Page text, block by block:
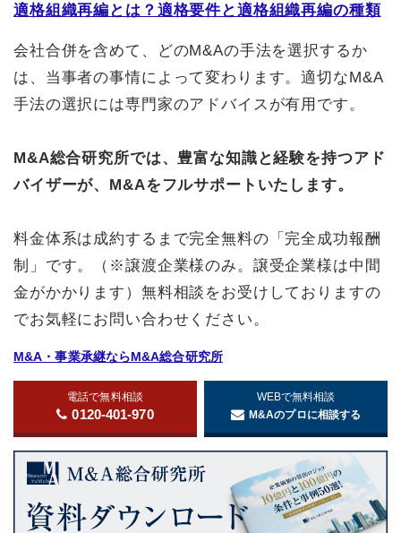
適格組織再編とは？適格要件と適格組織再編の種類
会社合併を含めて、どのM&Aの手法を選択するか
は、当事者の事情によって変わります。適切なM&A
手法の選択には専門家のアドバイスが有用です。
M&A総合研究所では、豊富な知識と経験を持つアド
バイザーが、M&Aをフルサポートいたします。
料金体系は成約するまで完全無料の「完全成功報酬
制」です。（※譲渡企業様のみ。譲受企業様は中間
金がかかります）無料相談をお受けしておりますの
でお気軽にお問い合わせください。
M&A・事業承継ならM&A総合研究所
電話で無料相談
0120-401-970
WEBで無料相談
M&Aのプロに相談する